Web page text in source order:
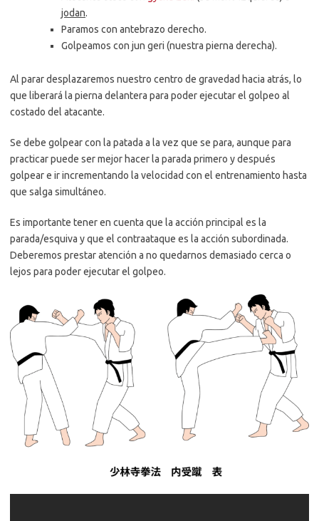
jodan.
Paramos con antebrazo derecho.
Golpeamos con jun geri (nuestra pierna derecha).
Al parar desplazaremos nuestro centro de gravedad hacia atrás, lo
que liberará la pierna delantera para poder ejecutar el golpeo al
costado del atacante.
Se debe golpear con la patada a la vez que se para, aunque para
practicar puede ser mejor hacer la parada primero y después
golpear e ir incrementando la velocidad con el entrenamiento hasta
que salga simultáneo.
Es importante tener en cuenta que la acción principal es la
parada/esquiva y que el contraataque es la acción subordinada.
Deberemos prestar atención a no quedarnos demasiado cerca o
lejos para poder ejecutar el golpeo.